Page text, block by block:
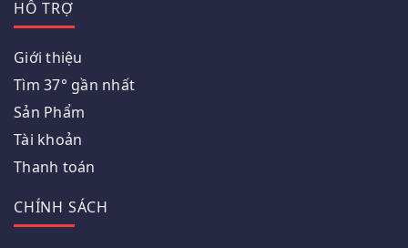
HỖ TRỢ
Giới thiệu
Tìm 37° gần nhất
Sản Phẩm
Tài khoản
Thanh toán
CHÍNH SÁCH